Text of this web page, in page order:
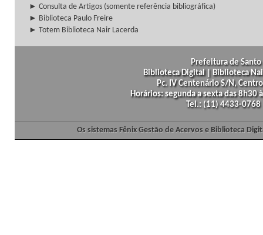
► Consulta de Artigos (somente referência bibliográfica)
► Biblioteca Paulo Freire
► Totem Biblioteca Nair Lacerda
Prefeitura de
Biblioteca Digital | Biblioteca
Pc. IV Centenário S/N,
Horários: segunda a sexta das
Tel.: (11) 4433-
Os sistemas Fênix Gestão de Acervos e Biblioteca